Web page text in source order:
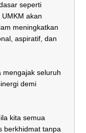
seperti
akan
meningkatkan
aspiratif, dan
mengajak seluruh
demi
kita semua
berkhidmat tanpa